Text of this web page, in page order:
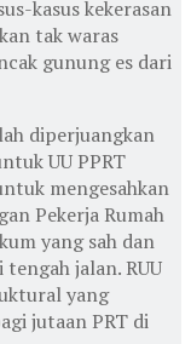
kasus kekerasan
tak waras
gunung es dari
diperjuangkan
UU PPRT
mengesahkan
Pekerja Rumah
yang sah dan
jalan. RUU
yang
jutaan PRT di